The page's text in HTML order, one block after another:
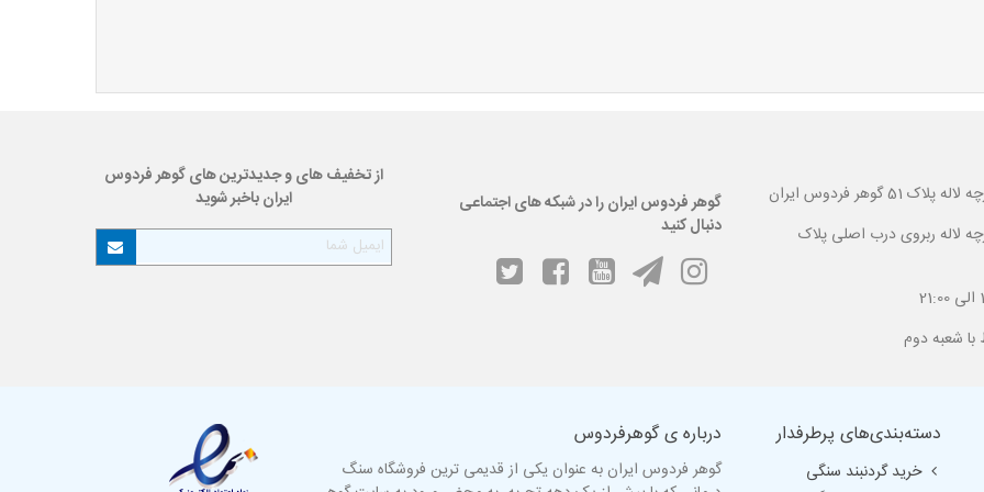
فردوس ایران
لاله ربروی درب اصلی پلاک
گوهر فردوس ایران را در شبکه های اجتماعی
دنبال کنید
از تخفیف های و جدیدترین های گوهر فردوس
ایران باخبر شوید
دسته‌بندی‌های پرطرفدار
خرید گردنبند سنگی
درباره ی گوهرفردوس
گوهر فردوس ایران به عنوان یکی از قدیمی ترین فروشگاه سنگ